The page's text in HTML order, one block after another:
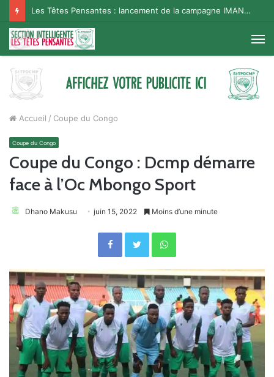
Les Têtes Pensantes : lancement de la campagne IMANA na BISO, Supporter Telema
Accueil / Coupe du Congo
Coupe du Congo
Coupe du Congo : Dcmp démarre
face à l’Oc Mbongo Sport
Dhano Makusu juin 15, 2022 Moins d’une minute
FacebookTwitterWhatsApp